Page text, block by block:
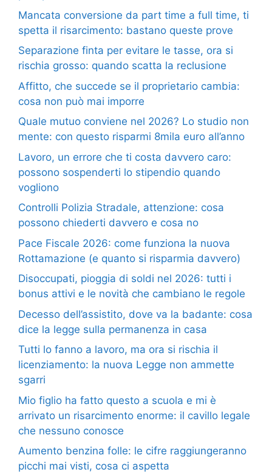
Mancata conversione da part time a full time, ti
spetta il risarcimento: bastano queste prove
Separazione finta per evitare le tasse, ora si
rischia grosso: quando scatta la reclusione
Affitto, che succede se il proprietario cambia:
cosa non può mai imporre
Quale mutuo conviene nel 2026? Lo studio non
mente: con questo risparmi 8mila euro all’anno
Lavoro, un errore che ti costa davvero caro:
possono sospenderti lo stipendio quando
vogliono
Controlli Polizia Stradale, attenzione: cosa
possono chiederti davvero e cosa no
Pace Fiscale 2026: come funziona la nuova
Rottamazione (e quanto si risparmia davvero)
Disoccupati, pioggia di soldi nel 2026: tutti i
bonus attivi e le novità che cambiano le regole
Decesso dell’assistito, dove va la badante: cosa
dice la legge sulla permanenza in casa
Tutti lo fanno a lavoro, ma ora si rischia il
licenziamento: la nuova Legge non ammette
sgarri
Mio figlio ha fatto questo a scuola e mi è
arrivato un risarcimento enorme: il cavillo legale
che nessuno conosce
Aumento benzina folle: le cifre raggiungeranno
picchi mai visti, cosa ci aspetta